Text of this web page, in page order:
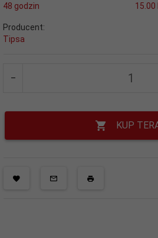
48 godzin
15.00
Producent:
Tipsa
KUP